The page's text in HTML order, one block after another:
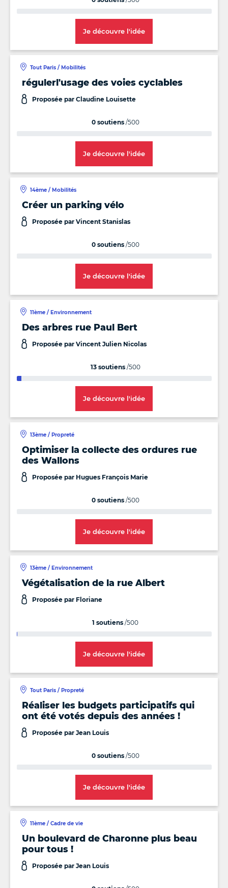
Je découvre l'idée
régulerl'usage des voies cyclables
Tout Paris / Mobilités
Proposée par Claudine Louisette
0 soutiens/500
Je découvre l'idée
Créer un parking vélo
14ème / Mobilités
Proposée par Vincent Stanislas
0 soutiens/500
Je découvre l'idée
Des arbres rue Paul Bert
11ème / Environnement
Proposée par Vincent Julien Nicolas
13 soutiens/500
Je découvre l'idée
Optimiser la collecte des ordures rue
des Wallons
13ème / Propreté
Proposée par Hugues François Marie
0 soutiens/500
Je découvre l'idée
Végétalisation de la rue Albert
13ème / Environnement
Proposée par Floriane
1 soutiens /500
Je découvre l'idée
Réaliser les budgets participatifs qui
ont été votés depuis des années !
Tout Paris / Propreté
Proposée par Jean Louis
0 soutiens/500
Je découvre l'idée
Un boulevard de Charonne plus beau
pour tous !
11ème / Cadre de vie
Proposée par Jean Louis